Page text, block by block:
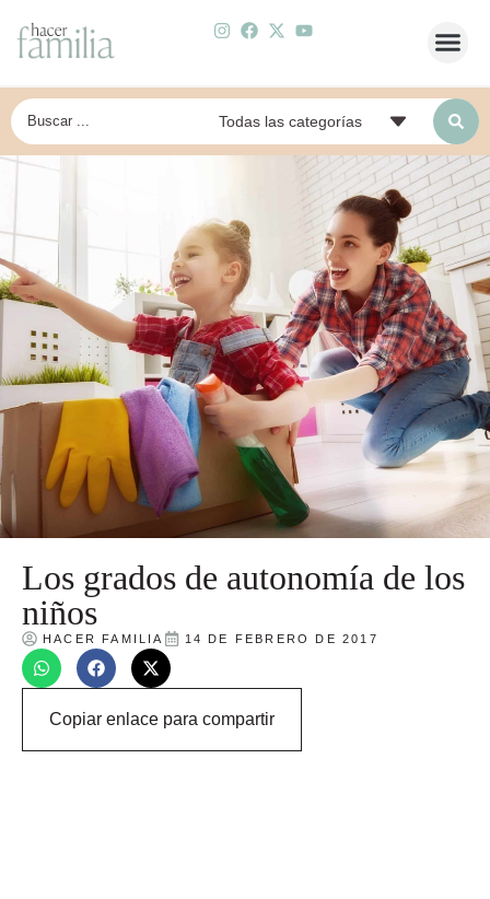
Los grados de autonomía de los
niños
HACER FAMILIA 14 DE FEBRERO DE 2017
Copiar enlace para compartir